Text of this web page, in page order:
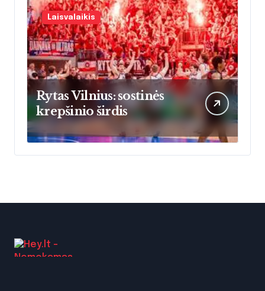
Laisvalaikis
Rytas Vilnius: sostinės
krepšinio širdis